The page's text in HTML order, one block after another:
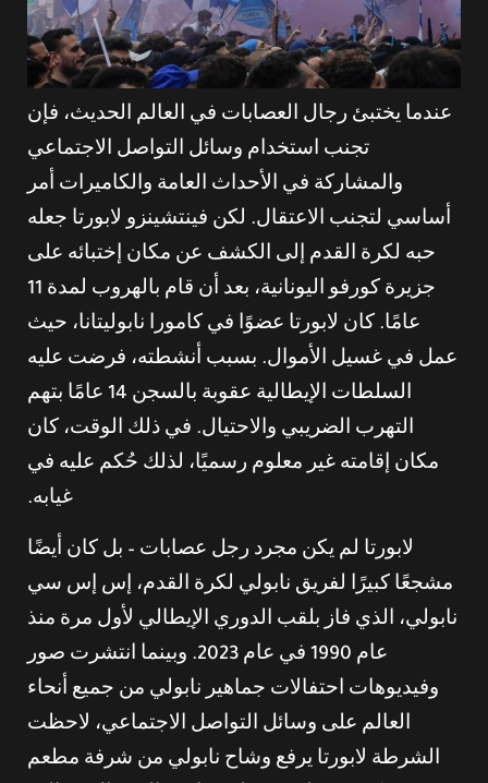
عندما يختبئ رجال العصابات في العالم الحديث، فإن
تجنب استخدام وسائل التواصل الاجتماعي
والمشاركة في الأحداث العامة والكاميرات أمر
أساسي لتجنب الاعتقال. لكن فينتشينزو لابورتا جعله
حبه لكرة القدم إلى الكشف عن مكان إختبائه على
جزيرة كورفو اليونانية، بعد أن قام بالهروب لمدة 11
عامًا. كان لابورتا عضوًا في كامورا نابوليتانا، حيث
عمل في غسيل الأموال. بسبب أنشطته، فرضت عليه
السلطات الإيطالية عقوبة بالسجن 14 عامًا بتهم
التهرب الضريبي والاحتيال. في ذلك الوقت، كان
مكان إقامته غير معلوم رسميًا، لذلك حُكم عليه في
غيابه.
لابورتا لم يكن مجرد رجل عصابات – بل كان أيضًا
مشجعًا كبيرًا لفريق نابولي لكرة القدم، إس إس سي
نابولي، الذي فاز بلقب الدوري الإيطالي لأول مرة منذ
عام 1990 في عام 2023. وبينما انتشرت صور
وفيديوهات احتفالات جماهير نابولي من جميع أنحاء
العالم على وسائل التواصل الاجتماعي، لاحظت
الشرطة لابورتا يرفع وشاح نابولي من شرفة مطعم